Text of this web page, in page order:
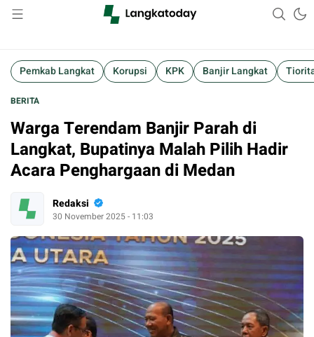
Langkatoday.com
Suara Lokal, Informasi Global
Pemkab Langkat Korupsi KPK Banjir Langkat
BERITA
Warga Terendam Banjir Parah di
Langkat, Bupatinya Malah Pilih Hadir
Acara Penghargaan di Medan
Redaksi
30 November 2025 - 11:03